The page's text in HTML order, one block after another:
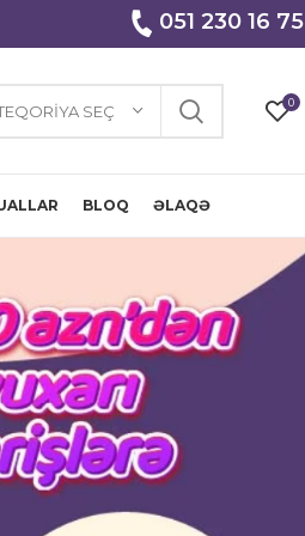
051 230 16 75
SEÇ 0
BLOQ ƏLAQƏ